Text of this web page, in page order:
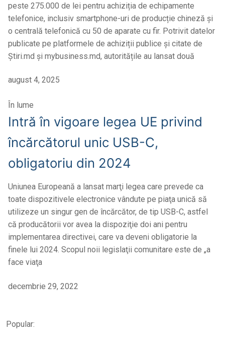
peste 275.000 de lei pentru achiziția de echipamente
telefonice, inclusiv smartphone-uri de producție chineză și
o centrală telefonică cu 50 de aparate cu fir. Potrivit datelor
publicate pe platformele de achiziții publice și citate de
Știri.md și mybusiness.md, autoritățile au lansat două
august 4, 2025
În lume
Intră în vigoare legea UE privind
încărcătorul unic USB-C,
obligatoriu din 2024
Uniunea Europeană a lansat marţi legea care prevede ca
toate dispozitivele electronice vândute pe piaţa unică să
utilizeze un singur gen de încărcător, de tip USB-C, astfel
că producătorii vor avea la dispoziţie doi ani pentru
implementarea directivei, care va deveni obligatorie la
finele lui 2024. Scopul noii legislaţii comunitare este de „a
face viaţa
decembrie 29, 2022
Popular: